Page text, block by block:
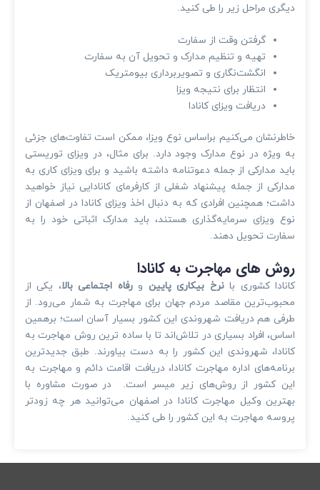
دیگری مراحل زیر را طی کنید.
گرفتن وقت از سفارت
تهیه و تنظیم مدارک و تحویل آن به سفارت
انگشت‌نگاری و تصویربرداری بیومتریک
انتظار برای نتیجه ویزا
دریافت ویزای کانادا
خاطرنشان می‌کنیم براساس نوع ویزا، ممکن است تفاوت‌های جزئی
به ویژه در نوع مدارک وجود دارد. برای مثال، در ویزای توریستی
باید مدارکی از جمله دعوتنامه داشته باشید و برای ویزای کاری به
مدارکی از جمله پیشنهاد شغلی از کارفرمای کانادایی نیاز خواهید
داشت؛ همچنین افرادی که به دنبال اخذ ویزای کانادا در اصفهان از
نوع ویزای سرمایه‌گذاری هستند، باید مدارک اثباتی خود را به
سفارت تحویل دهند.
روش های مهاجرت به کانادا
کانادا کشوری بانرخ بیکاری پایین ورفاه اجتماعی بالا، یکی از
محبوب‌ترین مقاصد مردم جهان برای مهاجرت به شمار می‌رود. از
طرفی هم دریافت شهروندی این کشور بسیار آسان است؛ برهمین
اساس، افراد بسیاری در تلاش‌اند تا با ساده ترین روش مهاجرت به
کانادا، شهروندی این کشور را به دست بیاورند. طبق جدیدترین
برنامه‌های اداره مهاجرت کانادا، دریافت اقامت دائم و مهاجرت به
این کشور از روش‌های زیر میسر است. در صورت مشاوره با
بهترین وکیل مهاجرت کانادا در اصفهان می‌توانید هر چه زودتر
پروسه مهاجرت به این کشور را طی کنید.